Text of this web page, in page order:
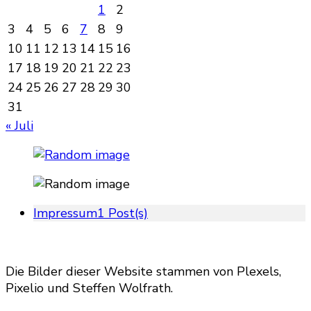
1
2
3
4 5 6 7 8
9
10 11 12 13 14 15 16
17 18 19 20 21 22 23
24 25 26 27 28 29 30
31
« Juli
Impressum1 Post(s)
Die Bilder dieser Website stammen von Plexels,
Pixelio und Steffen Wolfrath.